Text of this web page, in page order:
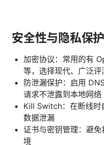
安全性与隐私保护
加密协议：常用的有
等，选择现代、广泛评
防泄漏保护：启用
请求不泄露到本地网络
Kill Switch：在断线时
数据泄漏
证书与密钥管理：避
境